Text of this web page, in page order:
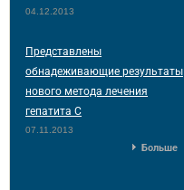
04.12.2013
Представлены
обнадеживающие результаты
нового метода лечения
гепатита С
07.11.2013
Больше